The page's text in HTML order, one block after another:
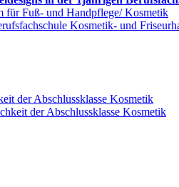
für Fuß- und Handpflege/ Kosmetik
Kosmetik- und
der Abschlussklasse Kosmetik
der Abschlussklasse Kosmetik